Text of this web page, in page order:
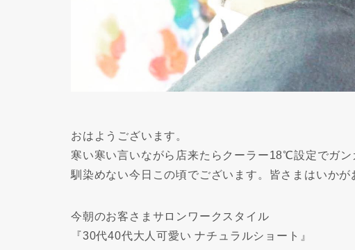
おはようございます。
寒い寒い言いながら店来たらクーラー18℃設定でガ
馴染めない今日この頃でございます。皆さまはいか
今朝のお客さまサロンワークスタイル
『30代40代大人可愛い ナチュラルショート』